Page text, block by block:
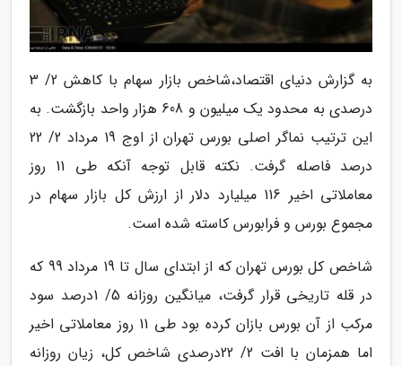
به گزارش دنیای اقتصاد،شاخص بازار سهام با کاهش 2/ 3
درصدی به محدود یک میلیون و 608 هزار واحد بازگشت. به
این ترتیب نماگر اصلی بورس تهران از اوج 19 مرداد 2/ 22
درصد فاصله گرفت. نکته قابل توجه آنکه طی 11 روز
معاملاتی اخیر 116 میلیارد دلار از ارزش کل بازار سهام در
مجموع بورس و فرابورس کاسته شده است.
شاخص کل بورس تهران که از ابتدای سال تا 19 مرداد 99 که
در قله تاریخی قرار گرفت، میانگین روزانه 5/ 1درصد سود
مرکب از آن بورس بازان کرده بود طی 11 روز معاملاتی اخیر
اما همزمان با افت 2/ 22درصدی شاخص کل، زیان روزانه